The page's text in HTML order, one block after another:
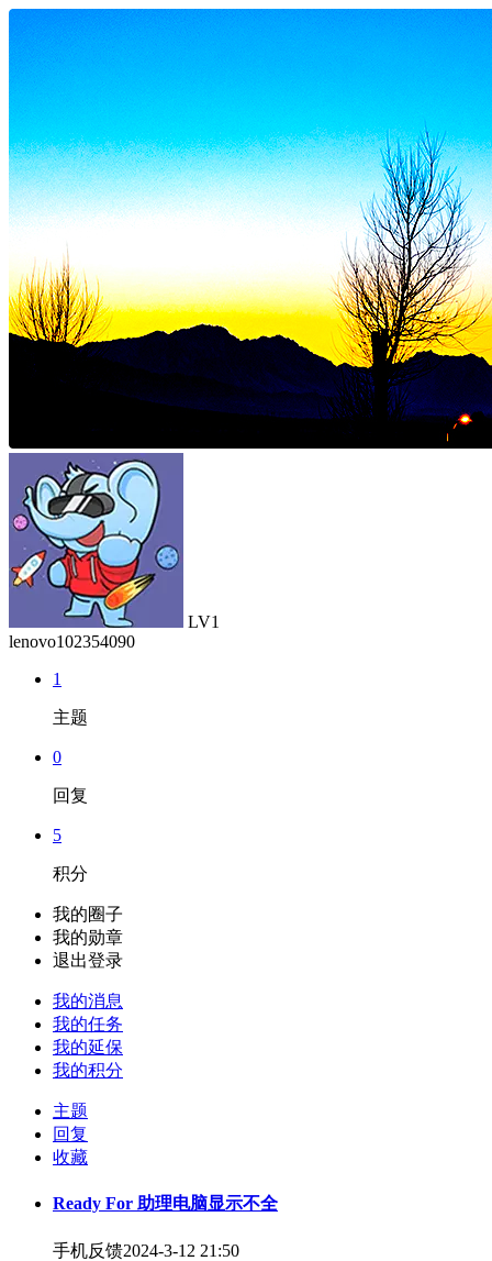
LV1
lenovo102354090
1
主题
0
回复
5
积分
我的圈子
我的勋章
退出登录
我的消息
我的任务
我的延保
我的积分
主题
回复
收藏
Ready For 助理电脑显示不全
手机反馈2024-3-12 21:50